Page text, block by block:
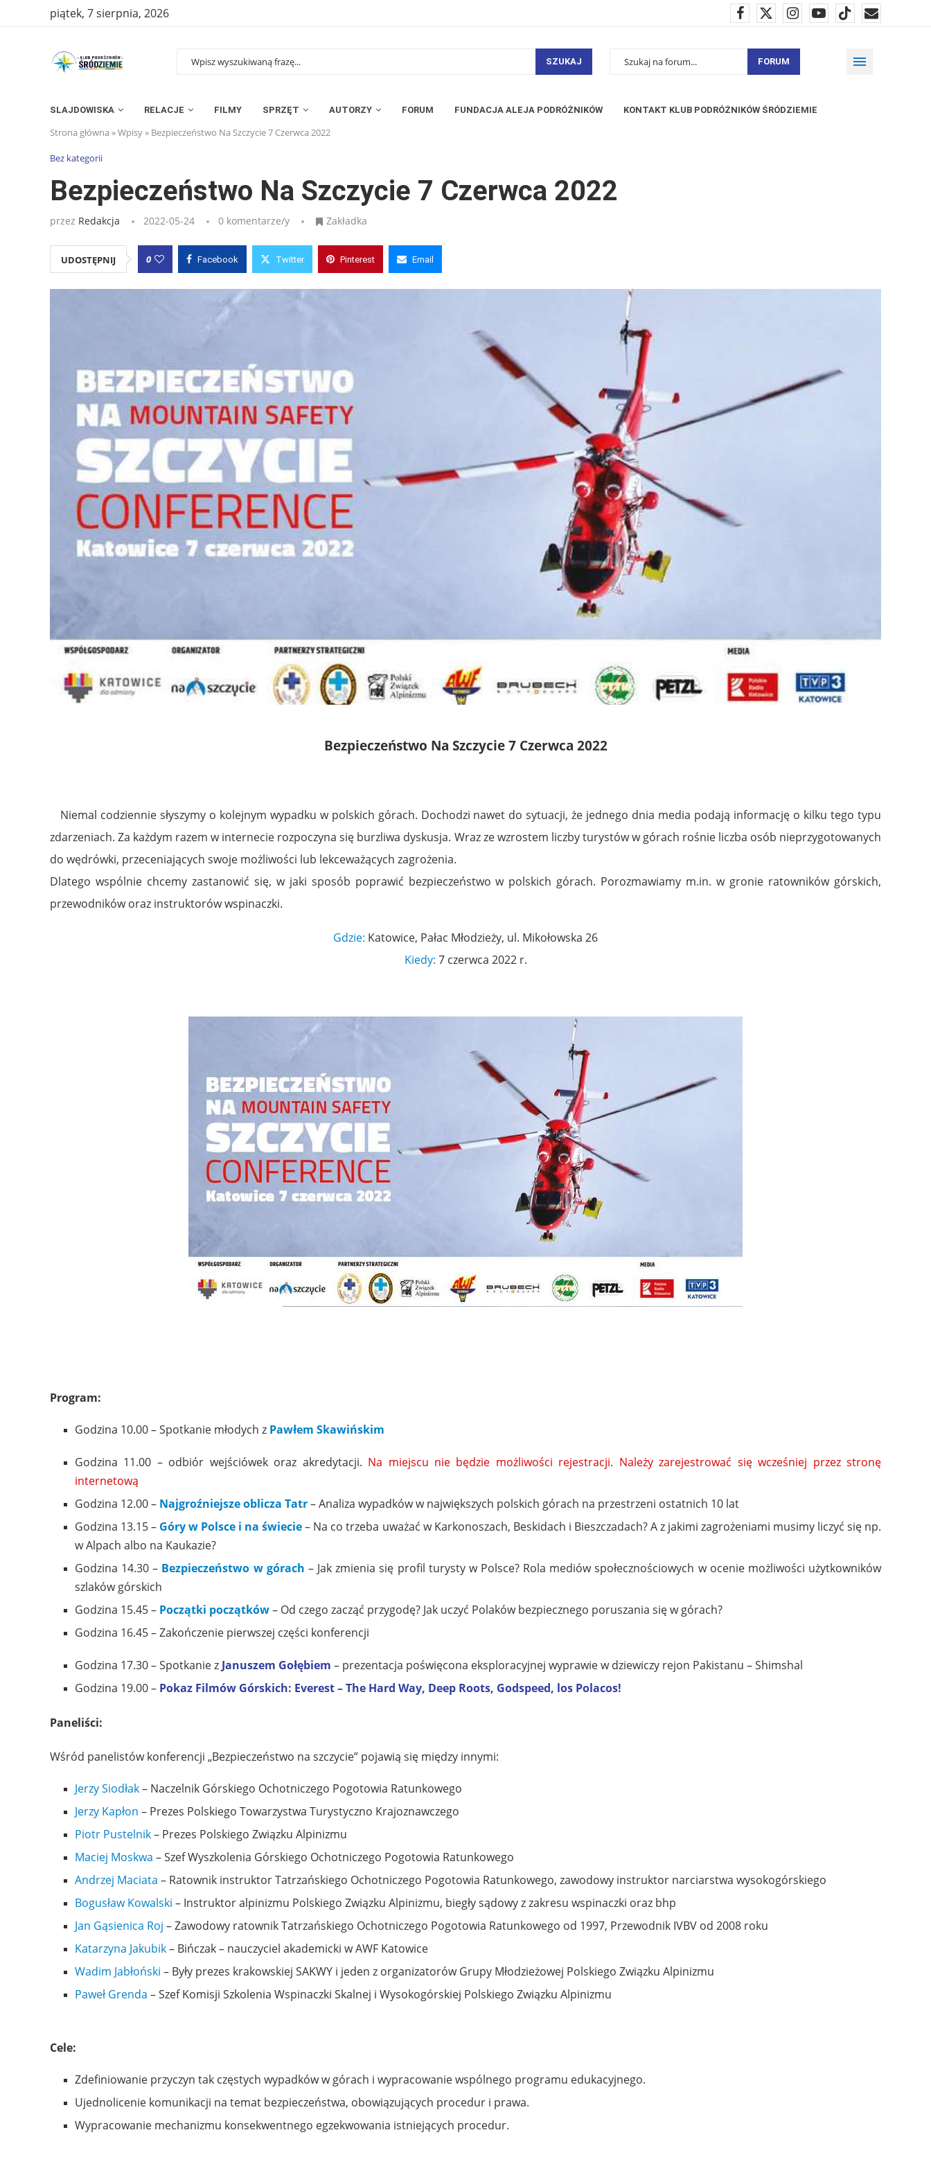
piątek, 7 sierpnia, 2026
SZUKAJ FORUM
SLAJDOWISKA RELACJE FILMY SPRZĘT AUTORZY FORUM FUNDACJA ALEJA PODRÓŻNIKÓW KONTAKT KLUB PODRÓŻNIKÓW ŚRÓDZIEMIE
Strona główna »Wpisy» Bezpieczeństwo Na Szczycie 7 Czerwca 2022
Bez kategorii
Bezpieczeństwo Na Szczycie 7 Czerwca 2022
przez Redakcja 2022-05-24 0 komentarze/y Zakładka
UDOSTĘPNIJ 0 Facebook Twitter Pinterest Email
Bezpieczeństwo Na Szczycie 7 Czerwca 2022
Niemal codziennie słyszymy o kolejnym wypadku w polskich górach. Dochodzi nawet do sytuacji, że jednego dnia media podają informację o kilku tego typu
zdarzeniach. Za każdym razem w internecie rozpoczyna się burzliwa dyskusja. Wraz ze wzrostem liczby turystów w górach rośnie liczba osób nieprzygotowanych
do wędrówki, przeceniających swoje możliwości lub lekceważących zagrożenia.
Dlatego wspólnie chcemy zastanowić się, w jaki sposób poprawić bezpieczeństwo w polskich górach. Porozmawiamy m.in. w gronie ratowników górskich,
przewodników oraz instruktorów wspinaczki.
Gdzie: Katowice, Pałac Młodzieży, ul. Mikołowska 26
Kiedy: 7 czerwca 2022 r.
Program:
Godzina 10.00 – Spotkanie młodych z Pawłem Skawińskim
Godzina 11.00 – odbiór wejściówek oraz akredytacji. Na miejscu nie będzie możliwości rejestracji. Należy zarejestrować się wcześniej przez stronę
internetową
Godzina 12.00 – Najgroźniejsze oblicza Tatr–Analiza wypadków w największych polskich górach na przestrzeni ostatnich 10 lat
Godzina 13.15 – Góry w Polsce i na świecie– Na co trzeba uważać w Karkonoszach, Beskidach i Bieszczadach? A z jakimi zagrożeniami musimy liczyć się np.
w Alpach albo na Kaukazie?
Godzina 14.30 – Bezpieczeństwo w górach – Jak zmienia się profil turysty w Polsce? Rola mediów społecznościowych w ocenie możliwości użytkowników
szlaków górskich
Godzina 15.45 – Początki początków– Od czego zacząć przygodę? Jak uczyć Polaków bezpiecznego poruszania się w górach?
Godzina 16.45 – Zakończenie pierwszej części konferencji
Godzina 17.30 – Spotkanie z Januszem Gołębiem – prezentacja poświęcona eksploracyjnej wyprawie w dziewiczy rejon Pakistanu – Shimshal
Godzina 19.00 – Pokaz Filmów Górskich: Everest – The Hard Way, Deep Roots, Godspeed, los Polacos!
Paneliści:
Wśród panelistów konferencji „Bezpieczeństwo na szczycie” pojawią się między innymi:
Jerzy Siodłak– Naczelnik Górskiego Ochotniczego Pogotowia Ratunkowego
Jerzy Kapłon – Prezes Polskiego Towarzystwa Turystyczno Krajoznawczego
Piotr Pustelnik– Prezes Polskiego Związku Alpinizmu
Maciej Moskwa – Szef Wyszkolenia Górskiego Ochotniczego Pogotowia Ratunkowego
Andrzej Maciata – Ratownik instruktor Tatrzańskiego Ochotniczego Pogotowia Ratunkowego, zawodowy instruktor narciarstwa wysokogórskiego
Bogusław Kowalski – Instruktor alpinizmu Polskiego Związku Alpinizmu, biegły sądowy z zakresu wspinaczki oraz bhp
Jan Gąsienica Roj – Zawodowy ratownik Tatrzańskiego Ochotniczego Pogotowia Ratunkowego od 1997, Przewodnik IVBV od 2008 roku
Katarzyna Jakubik– Bińczak – nauczyciel akademicki w AWF Katowice
Wadim Jabłoński – Były prezes krakowskiej SAKWY i jeden z organizatorów Grupy Młodzieżowej Polskiego Związku Alpinizmu
Paweł Grenda – Szef Komisji Szkolenia Wspinaczki Skalnej i Wysokogórskiej Polskiego Związku Alpinizmu
Cele:
Zdefiniowanie przyczyn tak częstych wypadków w górach i wypracowanie wspólnego programu edukacyjnego.
Ujednolicenie komunikacji na temat bezpieczeństwa, obowiązujących procedur i prawa.
Wypracowanie mechanizmu konsekwentnego egzekwowania istniejących procedur.